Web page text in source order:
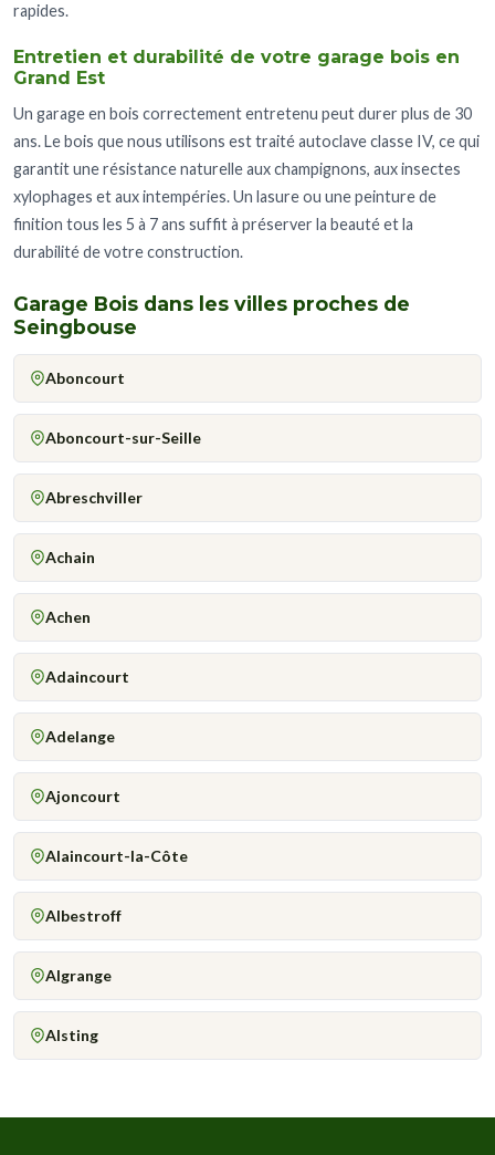
rapides.
Entretien et durabilité de votre garage bois en
Grand Est
Un garage en bois correctement entretenu peut durer plus de 30
ans. Le bois que nous utilisons est traité autoclave classe IV, ce qui
garantit une résistance naturelle aux champignons, aux insectes
xylophages et aux intempéries. Un lasure ou une peinture de
finition tous les 5 à 7 ans suffit à préserver la beauté et la
durabilité de votre construction.
Garage Bois dans les villes proches de
Seingbouse
Aboncourt
Aboncourt-sur-Seille
Abreschviller
Achain
Achen
Adaincourt
Adelange
Ajoncourt
Alaincourt-la-Côte
Albestroff
Algrange
Alsting